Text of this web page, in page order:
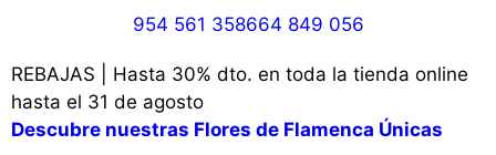
954 561 358664 849 056
REBAJAS | Hasta 30% dto. en toda la tienda online
hasta el 31 de agosto
Descubre nuestras Flores de Flamenca Únicas